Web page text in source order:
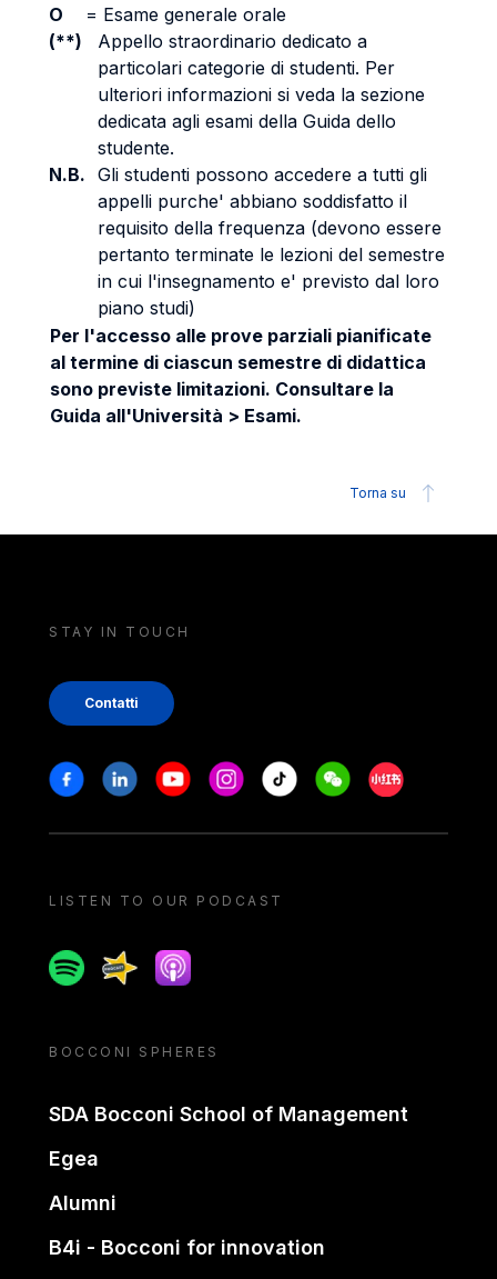
O
= Esame generale orale
(**)
Appello straordinario dedicato a
particolari categorie di studenti. Per
ulteriori informazioni si veda la sezione
dedicata agli esami della Guida dello
studente.
N.B. Gli studenti possono accedere a tutti gli
appelli purche' abbiano soddisfatto il
requisito della frequenza (devono essere
pertanto terminate le lezioni del semestre
in cui l'insegnamento e' previsto dal loro
piano studi)
Per l'accesso alle prove parziali pianificate
al termine di ciascun semestre di didattica
sono previste limitazioni. Consultare la
Guida all'Università > Esami.
Torna su
STAY IN TOUCH
Contatti
Stay in touch
FacebookLinkedinYoutubeInstagram
Tiktok WeechatXiaohongshu/
LISTEN TO OUR PODCAST
SpotifySpreakerApple podcast
BOCCONI SPHERES
SDA Bocconi School of Management
Egea
Alumni
B4i - Bocconi for innovation